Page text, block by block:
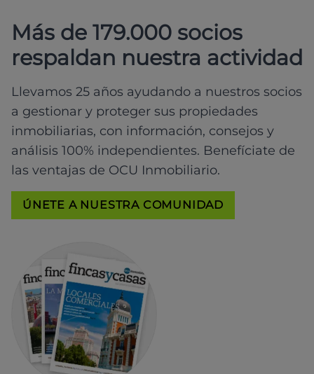
Más de 179.000 socios
respaldan nuestra actividad
Llevamos 25 años ayudando a nuestros socios
a gestionar y proteger sus propiedades
inmobiliarias, con información, consejos y
análisis 100% independientes. Benefíciate de
las ventajas de OCU Inmobiliario.
ÚNETE A NUESTRA COMUNIDAD